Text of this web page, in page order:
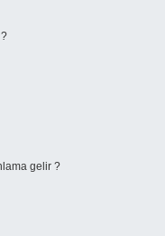
gelir ?